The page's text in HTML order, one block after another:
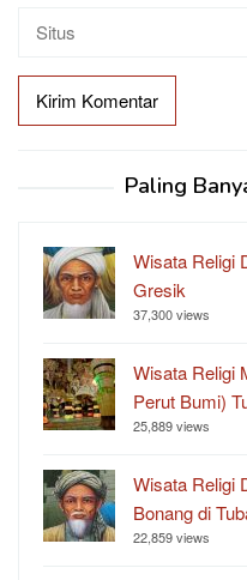
Paling
Wisata Religi
Gresik
37,300 views
Wisata Religi
Perut Bumi)
25,889 views
Wisata Religi
Bonang di
22,859 views